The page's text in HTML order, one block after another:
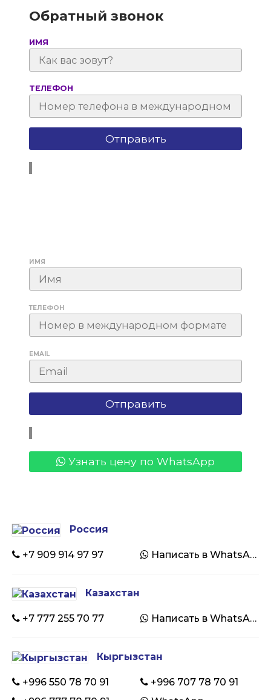
Обратный звонок
ИМЯ
ТЕЛЕФОН
ИМЯ
ТЕЛЕФОН
EMAIL
Узнать цену по WhatsApp
Россия
+7 909 914 97 97 Написать в WhatsApp
Казахстан
+7 777 255 70 77 Написать в WhatsApp
Кыргызстан
+996 550 78 70 91
+996 707 78 70 91